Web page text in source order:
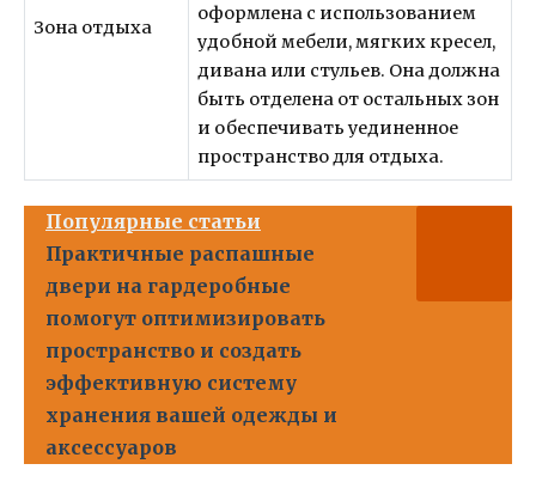
Зона отдыха
оформлена с использованием
удобной мебели, мягких кресел,
дивана или стульев. Она должна
быть отделена от остальных зон
и обеспечивать уединенное
пространство для отдыха.
Популярные статьи
Практичные распашные
двери на гардеробные
помогут оптимизировать
пространство и создать
эффективную систему
хранения вашей одежды и
аксессуаров